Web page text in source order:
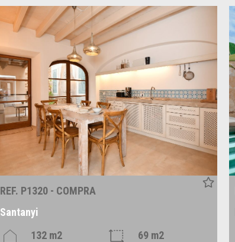
REF. P1320 - COMPRA
Santanyi
132 m2
69 m2